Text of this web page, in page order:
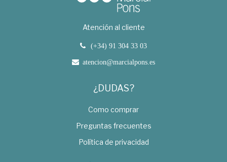
Atención al cliente
(+34) 91 304 33 03
atencion@marcialpons.es
¿DUDAS?
Como comprar
Preguntas frecuentes
Política de privacidad